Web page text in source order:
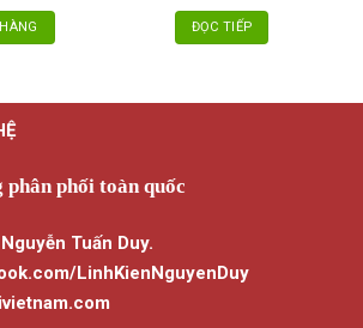
ĐỌC TIẾP
phối toàn quốc
Tuấn Duy.
LinhKienNguyenDuy